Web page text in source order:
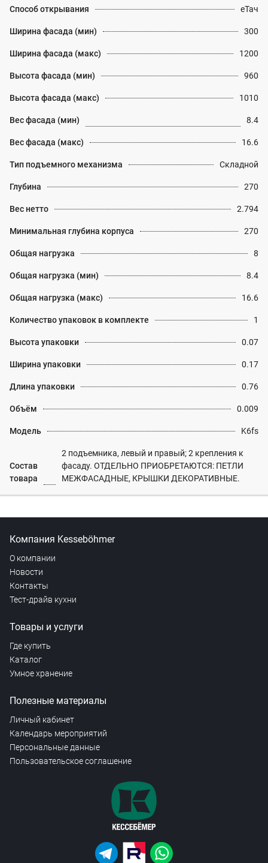
Способ открывания еТач
Ширина фасада (мин) 300
Ширина фасада (макс) 1200
Высота фасада (мин) 960
Высота фасада (макс) 1010
Вес фасада (мин) 8.4
Вес фасада (макс) 16.6
Тип подъемного механизма Складной
Глубина 270
Вес нетто 2.794
Минимальная глубина корпуса 270
Общая нагрузка 8
Общая нагрузка (мин) 8.4
Общая нагрузка (макс) 16.6
Количество упаковок в комплекте 1
Высота упаковки 0.07
Ширина упаковки 0.17
Длина упаковки 0.76
Объём 0.009
Модель K6fs
Состав
товара
2 подъемника, левый и правый; 2 крепления к
фасаду. ОТДЕЛЬНО ПРИОБРЕТАЮТСЯ: ПЕТЛИ
МЕЖФАСАДНЫЕ, КРЫШКИ ДЕКОРАТИВНЫЕ.
Компания Kesseböhmer
О компании
Новости
Контакты
Тест-драйв кухни
Товары и услуги
Где купить
Каталог
Умное хранение
Полезные материалы
Личный кабинет
Календарь мероприятий
Персональные данные
Пользовательское соглашение